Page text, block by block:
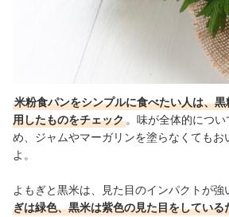
米粉食パンをシンプルに食べたい人は、
用したものをチェック 。味が全体的につ
め、ジャムやマーガリンを塗らなくてもお
よ。
よもぎと黒米は、見た目のインパクトが強
ぎは緑色、黒米は紫色の見た目をしている